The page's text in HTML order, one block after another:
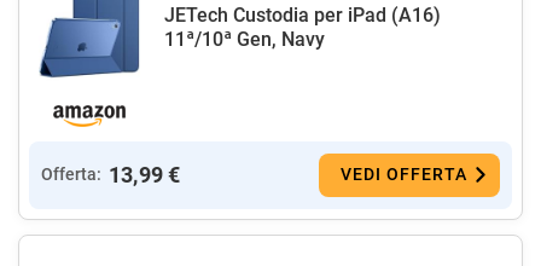
JETech Custodia per iPad (A16)
11ª/10ª Gen, Navy
Offerta: 13,99 € VEDI OFFERTA